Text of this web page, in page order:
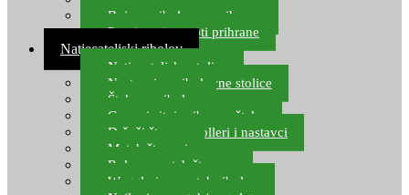
Boje za ribolovnu prihranu
Provjereni recepti prihrane
Natjecateljski ribolov
Natjecateljske stolice
Nastavci za ribolovne stolice
Šteke za ribolov
Gume i sitni pribor za šteku
Držači štapova rolleri i nastavci
Match štapovi
Role za match štapove
Waggleri za match ribolov